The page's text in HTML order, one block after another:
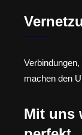
machen den
Mit uns